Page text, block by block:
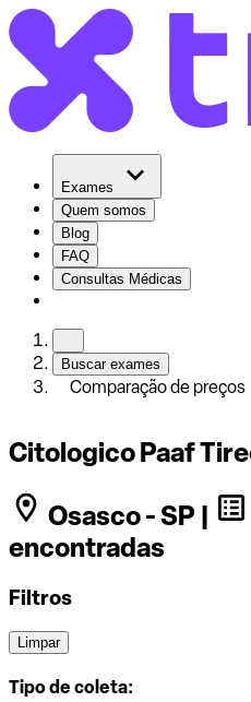
Exames
Quem somos
Blog
FAQ
Consultas Médicas
Buscar exames
Comparação de preços
Citologico Paaf
Osasco - SP |
encontradas
Filtros
Limpar
Tipo de coleta: